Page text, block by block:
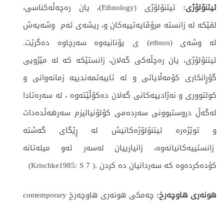
ئیتنۆلۆژی:
ئیتنۆلۆژی (Ethnology)، یان رەچەڵەکناسی،
لقێكە لە زانستە مرۆڤايەتييەكان و، ريشەی ئەم وشەیەش
لە وشەی (ethnos) ی یۆنانیەوە سەرچاوە دەگرێت.
ئیتنۆلۆژی، یان رەچڵەکی گەلان، زانستێکە كە لە مێژویی
گۆڕانکاری کۆمەڵایاتی و لە تایبەتمەندییە زمانەوانی و
کولتووری و نەژادییەکانی گەلان دەکۆڵێتەوە ، لە سەرەتادا
لەگەڵ دروستبوونی سەردەمی کۆلۆنیالیزم سەرهەڵدەدات
و توێژەرە ئیتنۆلۆژەكانیش لە ڕێگای گەشتە
زانستییەكانيانەوە، زانیارییان لەسەر ئەو میلەتانە
کۆدەکردەوە كە سەردانيان دە كردن .( Krischke1985: S 7)
هونەری هاوچەرخ:
چەمکی هونەری هاوچەرخ contemporary